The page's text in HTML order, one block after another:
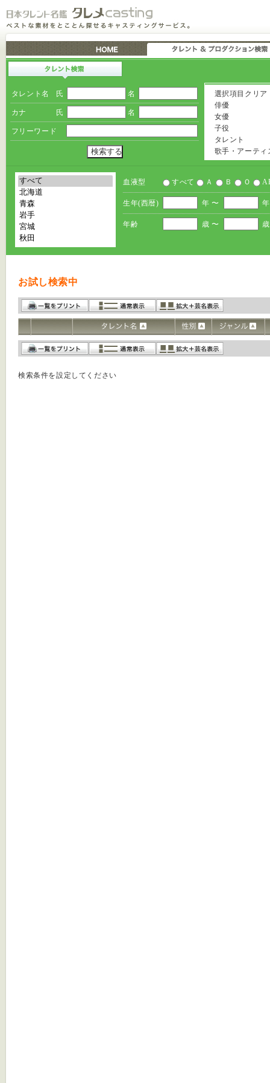
タレント名 氏 名
カナ 氏 名
フリーワード
選択項目クリア
俳優
女優
子役
タレント
歌手・アーティ
血液型 すべて Ａ Ｂ Ｏ
生年(西暦) 年 〜
年齢 歳 〜 歳
お試し検索中
検索条件を設定してください